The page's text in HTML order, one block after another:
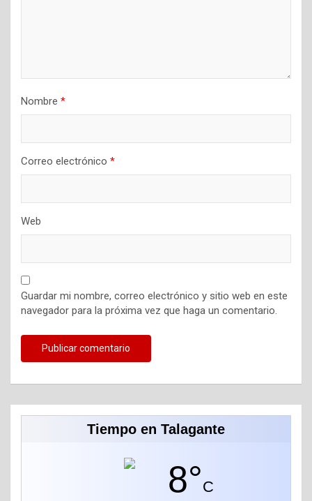
Nombre *
Correo electrónico *
Web
Guardar mi nombre, correo electrónico y sitio web en este
navegador para la próxima vez que haga un comentario.
Tiempo en Talagante
8°C